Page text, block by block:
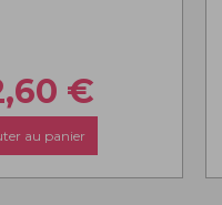
€
au panier